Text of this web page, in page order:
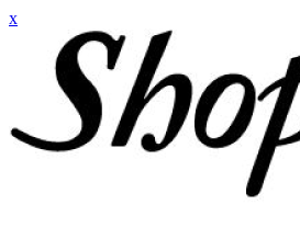
x